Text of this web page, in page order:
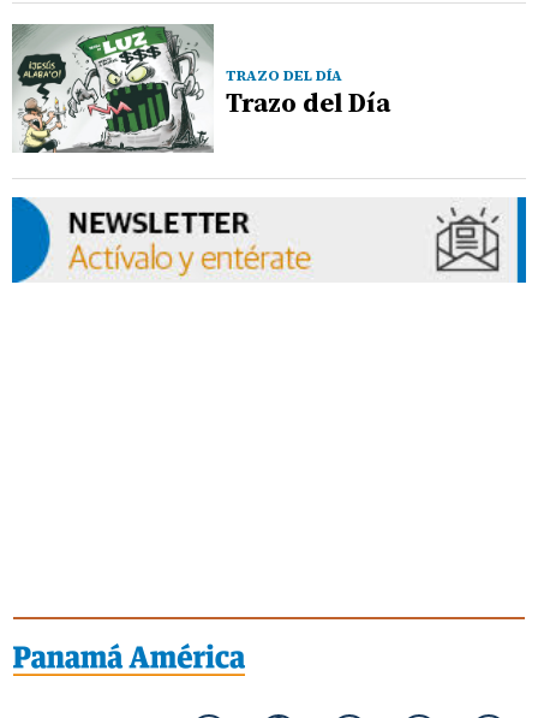
TRAZO DEL DÍA
Trazo del Día